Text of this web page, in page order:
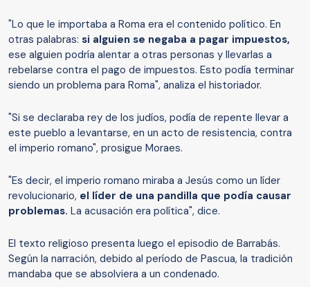
"Lo que le importaba a Roma era el contenido político. En
otras palabras: si alguien se negaba a pagar impuestos,
ese alguien podría alentar a otras personas y llevarlas a
rebelarse contra el pago de impuestos. Esto podía terminar
siendo un problema para Roma", analiza el historiador.
"Si se declaraba rey de los judíos, podía de repente llevar a
este pueblo a levantarse, en un acto de resistencia, contra
el imperio romano", prosigue Moraes.
"Es decir, el imperio romano miraba a Jesús como un líder
revolucionario, el líder de una pandilla que podía causar
problemas. La acusación era política", dice.
El texto religioso presenta luego el episodio de Barrabás.
Según la narración, debido al período de Pascua, la tradición
mandaba que se absolviera a un condenado.